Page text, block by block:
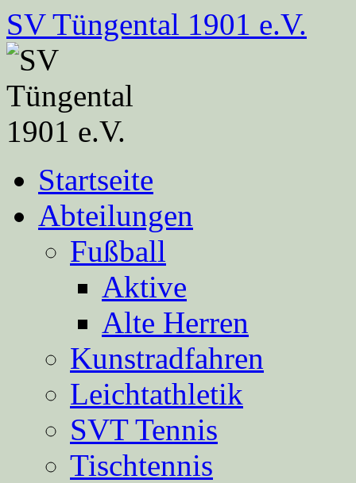
Zum
Inhalt
springen
SV Tüngental 1901 e.V.
Startseite
Abteilungen
Fußball
Aktive
Alte Herren
Kunstradfahren
Leichtathletik
SVT Tennis
Tischtennis